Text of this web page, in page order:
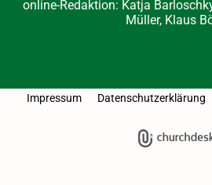
online-Redaktion: Katja
Müller, Klaus
Impressum Datenschutzerklärung